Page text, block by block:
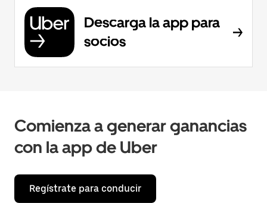
Descarga la app para
socios
Comienza a generar ganancias
con la app de Uber
Regístrate para conducir